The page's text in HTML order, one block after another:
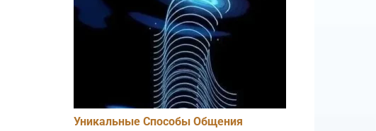
Уникальные Способы Общения